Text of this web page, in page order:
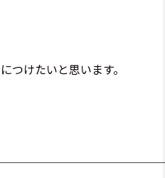
つけたいと思います。